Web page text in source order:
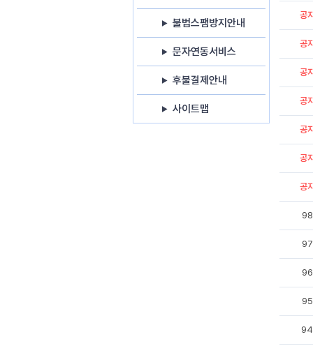
불법스팸방지안내
문자연동서비스
후불결제안내
사이트맵
공
공
공
공
공
공
공
98
97
96
95
94